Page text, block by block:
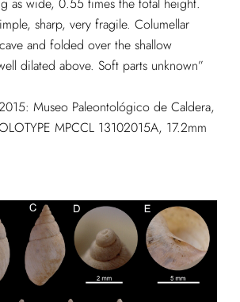
sharp, very fragile. Columellar
and folded over the shallow
dilated above. Soft parts unknown”
Museo Paleontológico de Caldera,
MPCCL 13102015A, 17.2mm